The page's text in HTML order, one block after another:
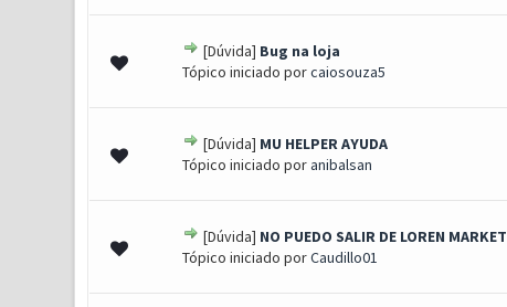
[Dúvida] Bug na loja
Tópico iniciado porcaiosouza5
0 Voto(s) - 0 de 5 em média
[Dúvida] MU HELPER AYUDA
Tópico iniciado poranibalsan
0 Voto(s) - 0 de 5 em média
123
[Dúvida] NO PUEDO SALIR DE LOREN MARKET
Tópico iniciado porCaudillo01
0 Voto(s) - 0 de 5 em média
12 34 5